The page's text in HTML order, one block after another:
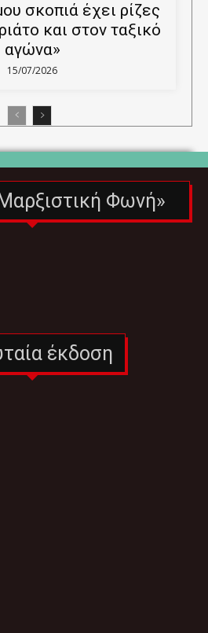
σκοπιά έχει ρίζες
και στον ταξικό
αγώνα»
15/07/2026
Φωνή»
έκδοση